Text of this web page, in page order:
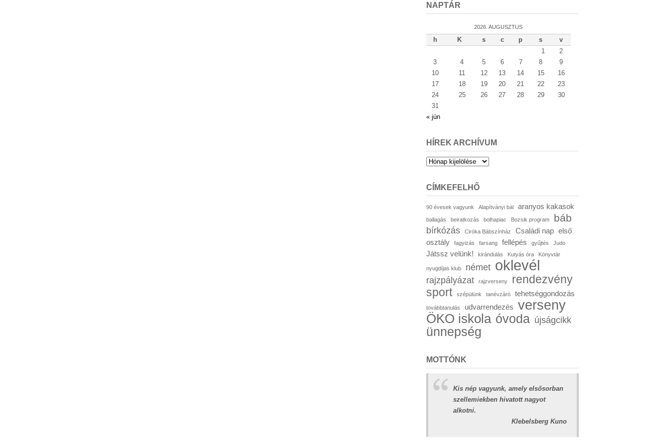
NAPTÁR
2026. AUGUSZTUS
h K s c p s
v
1
2
3
4 5 6 7 8
9
10
11 12 13 14 15
16
17
18 19 20 21 22
23
24
25 26 27 28 29
30
31
« jún
HÍREK ARCHÍVUM
Hírek
CÍMKEFELHŐ
90 évesek vagyunk Alapítványi bál aranyos kakasok
ballagás beiratkozás bolhapiac Bozsik program báb
bírkózás Ciróka Bábszínház Családi nap első
osztály
fagyizás farsang fellépés gyűjtés Judo
Játssz velünk! kirándulás Kutyás óra Könyvtár
nyugdíjas klub német oklevél
rajzpályázat rajzverseny
rendezvény
sport
szépülünk tanévzáró tehetséggondozás
továbbtanulás udvarrendezés verseny
ÖKO iskola óvoda újságcikk
ünnepség
MOTTÓNK
Kis nép vagyunk, amely elsősorban
szellemiekben hivatott nagyot
alkotni.
Klebelsberg Kuno